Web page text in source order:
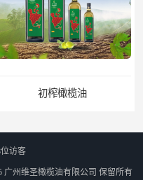
初榨橄榄油
位访客
广州维圣橄榄油有限公司 保留所有